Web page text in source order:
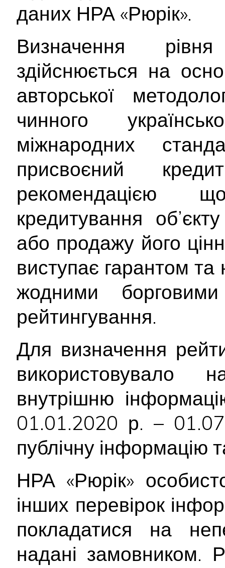
даних НРА «Рюрік».
Визначення
здійснюється на
авторської
чинного
міжнародних
присвоєний
рекомендацією
кредитування
або продажу його
виступає гарантом та
жодними борговими
рейтингування.
Для визначення
внутрішню
01.01.2020 р. –
публічну інформацію
НРА «Рюрік»
інших перевірок
покладатися на
надані замовником.